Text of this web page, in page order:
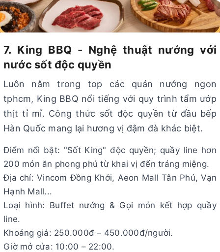
7. King BBQ - Nghệ thuật nướng với
nước sốt độc quyền
Luôn nằm trong top các quán nướng ngon
tphcm, King BBQ nổi tiếng với quy trình tẩm ướp
thịt tỉ mỉ. Công thức sốt độc quyền từ đầu bếp
Hàn Quốc mang lại hương vị đậm đà khác biệt.
Điểm nổi bật: "Sốt King" độc quyền; quầy line hơn
200 món ăn phong phú từ khai vị đến tráng miệng.
Địa chỉ: Vincom Đồng Khởi, Aeon Mall Tân Phú, Vạn
Hạnh Mall...
Loại hình: Buffet nướng & Gọi món kết hợp quầy
line.
Khoảng giá: 250.000đ – 450.000đ/người.
Giờ mở cửa: 10:00 – 22:00.